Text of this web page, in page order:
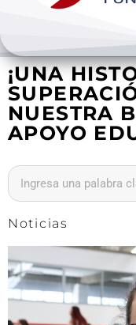
Investigación
¡UNA
NUESTRA
APOYO
Noticias